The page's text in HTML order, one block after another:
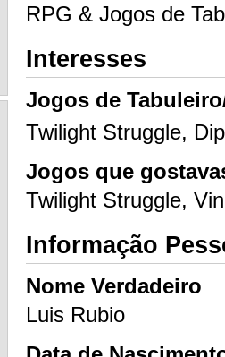
RPG & Jogos de
Interesses
Jogos de
Twilight Struggle,
Jogos que
Twilight Struggle,
Informação
Nome Verdadeiro
Luis Rubio